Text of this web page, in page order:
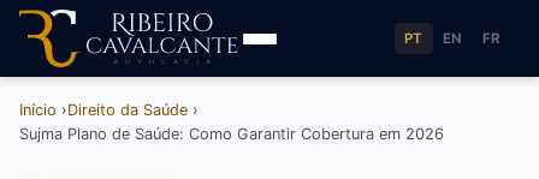
PT EN FR
Início
Direito da Saúde
Sujma Plano de Saúde: Como Garantir Cobertura em 2026